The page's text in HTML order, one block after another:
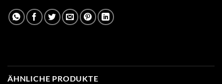
ÄHNLICHE PRODUKTE